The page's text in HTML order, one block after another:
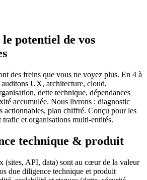
potentiel de vos
des freins que vous ne voyez plus. En 4 à
auditons UX, architecture, cloud,
dette technique, dépendances
accumulée. Nous livrons : diagnostic
actionnables, plan chiffré. Conçu pour les
trafic et organisations multi-entités.
technique & produit
(sites, API, data) sont au cœur de la valeur
due diligence technique et produit